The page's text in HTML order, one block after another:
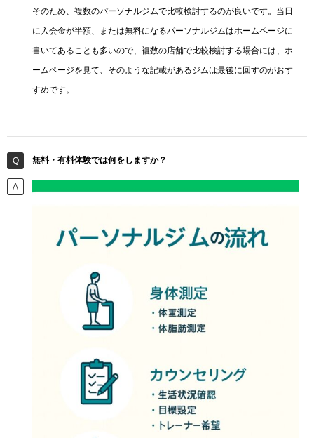
そのため、複数のパーソナルジムで比較検討するのが良いです。当日
に入会金が半額、または無料になるパーソナルジムはホームページに
書いてあることも多いので、複数の店舗で比較検討する場合には、ホ
ームページを見て、そのような記載があるジムは最後に回すのがおす
すめです。
無料・有料体験では何をしますか？